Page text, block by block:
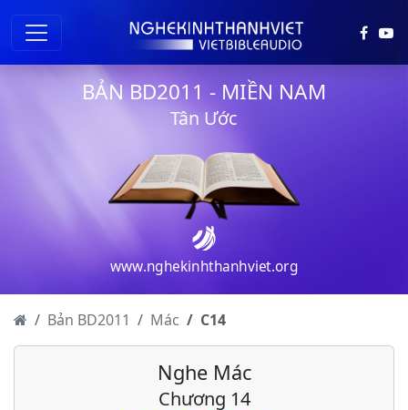
BẢN BD2011 - MIỀN NAM
Tân Ước
www.nghekinhthanhviet.org
Bản BD2011 Mác C14
Nghe Mác
Chương 14
Mác - Chương 1
Mác - Chương 2
Mác - Chương 3
Mác - Chương 4
Mác - Chương 5
Mác - Chương 6